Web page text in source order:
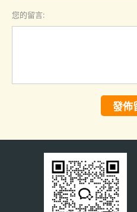
您的留言:
發佈